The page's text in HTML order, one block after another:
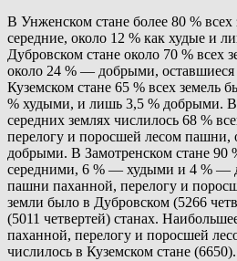
В Унженском стане более 80 % всех
середние, около 12 % как худые и
Дубровском стане около 70 % всех
около 24 % — добрыми,
Куземском стане 65 % всех земель
% худыми, и лишь 3,5 % добрыми. В
середних землях числилось 68 %
перелогу и поросшей лесом пашни,
добрыми. В Замотренском стане 90
середними, 6 % — худыми и 4 % —
пашни паханной, перелогу и
земли было в Дубровском (5266
(5011 четвертей) станах.
паханной, перелогу и поросшей
числилось в Куземском стане (6650).